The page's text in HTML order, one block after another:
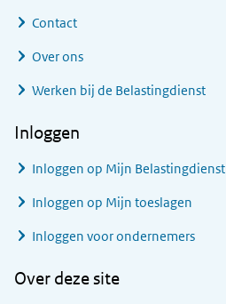
Contact
Over ons
Werken bij de Belastingdienst
Inloggen
Inloggen op Mijn Belastingdienst
Inloggen op Mijn toeslagen
Inloggen voor ondernemers
Over deze site